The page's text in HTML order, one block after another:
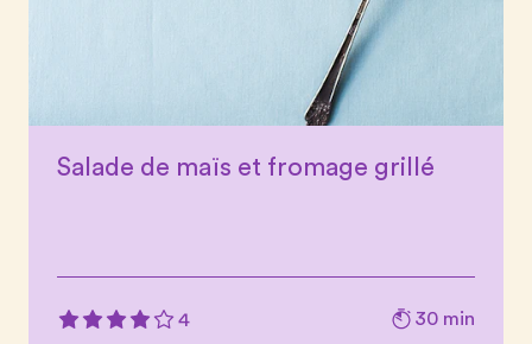
Salade de maïs et fromage grillé
4 30 min